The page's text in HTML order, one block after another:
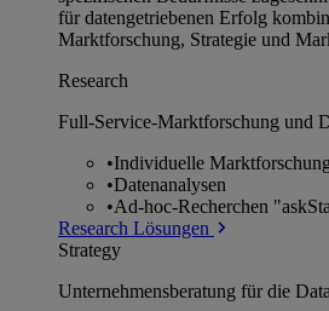
für datengetriebenen Erfolg
Marktforschung, Strategie und
Research
Full-Service-Marktforschung und
•Individuelle Marktforschung
•Datenanalysen
•Ad-hoc-Recherchen
Research Lösungen
Strategy
Unternehmens­beratung für die